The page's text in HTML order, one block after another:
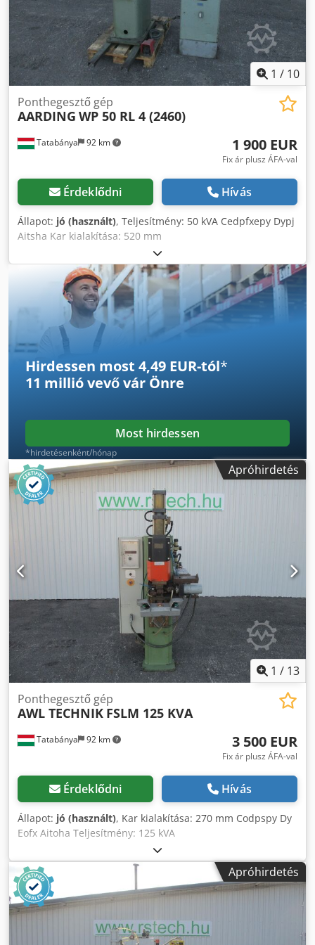
1 / 10
Tatabánya 92 km
Ponthegesztő gép
AARDING WP 50 RL 4 (2460)
1 900 EUR
Fix ár plusz ÁFA-val
Érdeklődni Hívás
Állapot: jó (használt), Teljesítmény: 50 kVA Cedpfxepy Dypj
Aitsha Kar kialakítása: 520 mm
Hirdessen most 4,49 EUR-tól*
11 millió vevővár Önre
Most hirdessen
*hirdetésenként/hónap
Apróhirdetés
1 / 13
Tatabánya 92 km
Ponthegesztő gép
AWL TECHNIK FSLM 125 KVA
3 500 EUR
Fix ár plusz ÁFA-val
Érdeklődni Hívás
Állapot: jó (használt), Kar kialakítása: 270 mm Codpspy Dy
Eofx Aitoha Teljesítmény: 125 kVA
Apróhirdetés